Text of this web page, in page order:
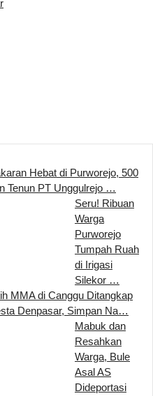
Hebat di Purworejo, 500
Tenun PT Unggulrejo …
Seru! Ribuan
Warga
Purworejo
Tumpah Ruah
di Irigasi
Silekor …
MMA di Canggu Ditangkap
Denpasar, Simpan Na…
Mabuk dan
Resahkan
Warga, Bule
Asal AS
Dideportasi